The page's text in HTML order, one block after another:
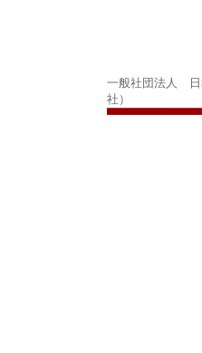
一般社団法人 日
社）